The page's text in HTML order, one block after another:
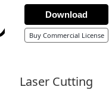
Download
Buy Commercial License
Laser Cutting